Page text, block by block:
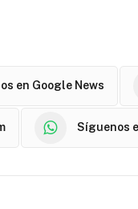
en Google News
Síguenos